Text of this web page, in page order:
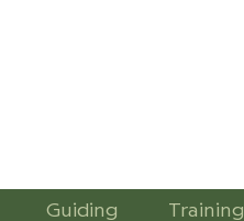
Guiding Training